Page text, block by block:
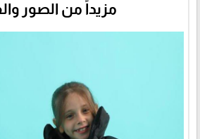
مزيداً من الصور